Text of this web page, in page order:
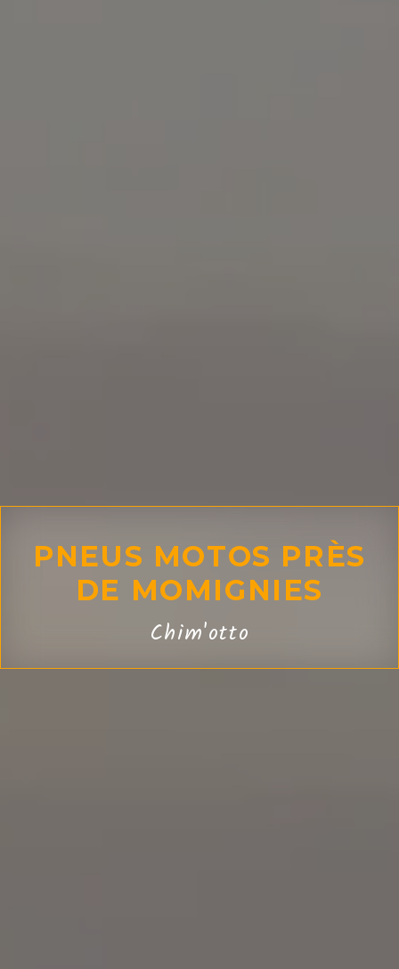
PNEUS MOTOS PRÈS
DE MOMIGNIES
Chim'otto